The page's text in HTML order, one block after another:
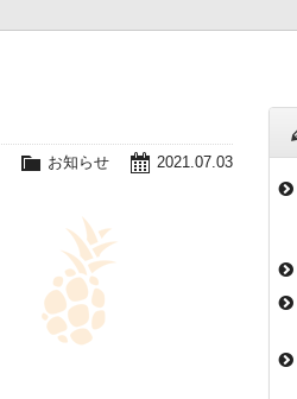
2021.07.03
お知らせ